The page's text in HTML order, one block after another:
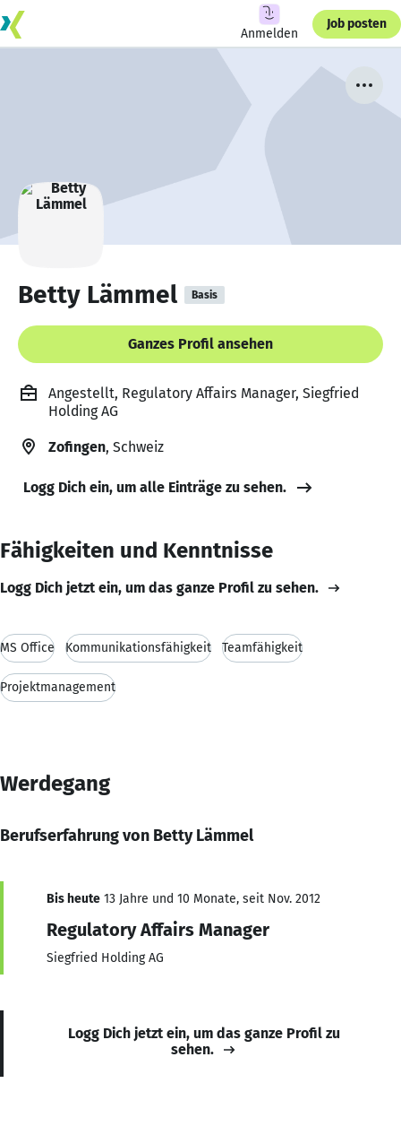
Anmelden
Job posten
Betty Lämmel Basis
Ganzes Profil ansehen
Angestellt, Regulatory Affairs Manager, Siegfried
Holding AG
Zofingen, Schweiz
Logg Dich ein, um alle Einträge zu sehen.
Fähigkeiten und Kenntnisse
Logg Dich jetzt ein, um das ganze Profil zu sehen.
MS Office Kommunikationsfähigkeit Teamfähigkeit
Projektmanagement
Werdegang
Berufserfahrung von Betty Lämmel
Bis heute 13 Jahre und 10 Monate, seit Nov. 2012
Regulatory Affairs Manager
Siegfried Holding AG
Logg Dich jetzt ein, um das ganze Profil zu
sehen.